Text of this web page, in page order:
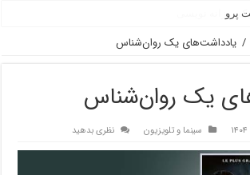
پرو
/ یادداشت‌های یک روان‌شناس
یک روان‌شناس
سینما و تلویزیون نظری بدهید